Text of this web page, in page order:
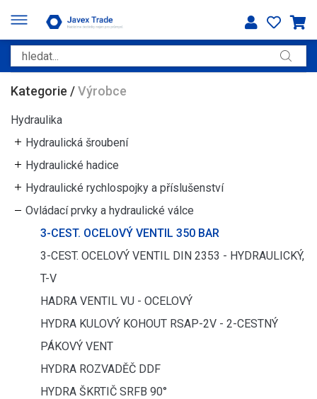
Kategorie /Výrobce
Hydraulika
Hydraulická šroubení
Hydraulické hadice
Hydraulické rychlospojky a příslušenství
Ovládací prvky a hydraulické válce
3-CEST. OCELOVÝ VENTIL 350 BAR
3-CEST. OCELOVÝ VENTIL DIN 2353 - HYDRAULICKÝ,
T-V
HADRA VENTIL VU - OCELOVÝ
HYDRA KULOVÝ KOHOUT RSAP-2V - 2-CESTNÝ
PÁKOVÝ VENT
HYDRA ROZVADĚČ DDF
HYDRA ŠKRTIČ SRFB 90°